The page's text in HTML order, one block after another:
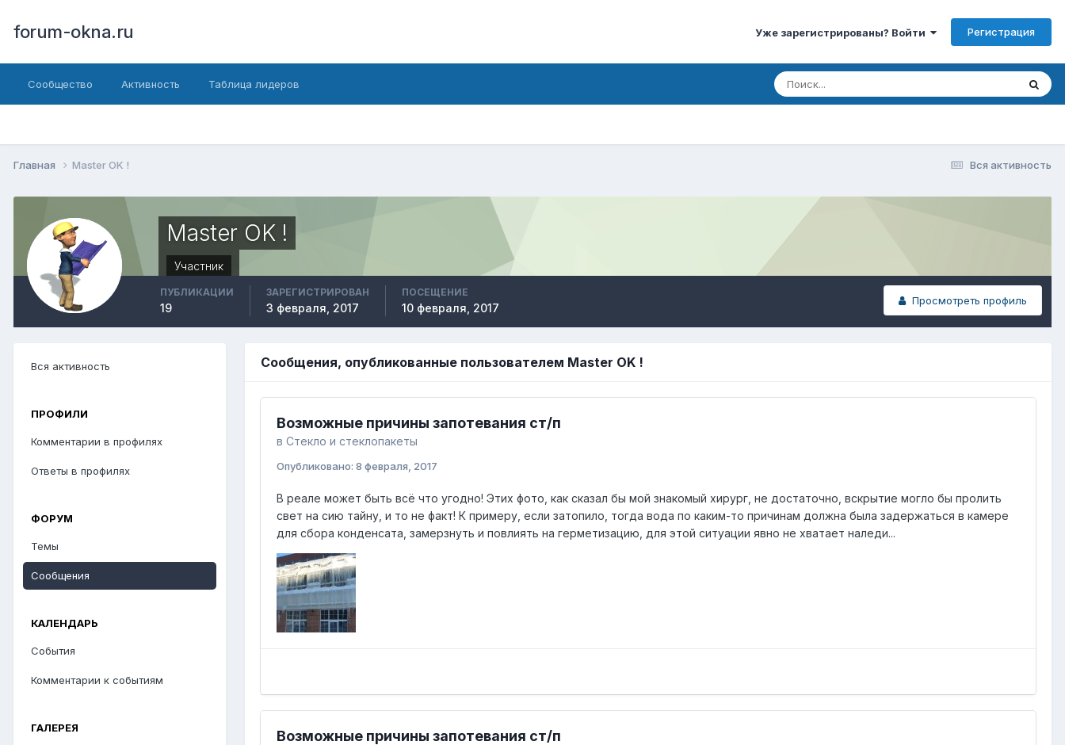
forum-okna.ru Уже зарегистрированы? Войти Регистрация
Сообщество Активность Таблица лидеров
Вся активность
Главная Master OK !
Master OK !
Участник
Просмотреть профиль
ПУБЛИКАЦИИ
19
ЗАРЕГИСТРИРОВАН
3 февраля, 2017
ПОСЕЩЕНИЕ
10 февраля, 2017
Вся активность
ПРОФИЛИ
Комментарии в профилях
Ответы в профилях
ФОРУМ
Темы
Сообщения
КАЛЕНДАРЬ
События
Комментарии к событиям
ГАЛЕРЕЯ
Сообщения, опубликованные пользователем Master OK !
Возможные причины запотевания ст/п
в Стекло и стеклопакеты
Опубликовано: 8 февраля, 2017
В реале может быть всё что угодно! Этих фото, как сказал бы мой знакомый хирург, не достаточно, вскрытие могло бы пролить
свет на сию тайну, и то не факт! К примеру, если затопило, тогда вода по каким-то причинам должна была задержаться в камере
для сбора конденсата, замерзнуть и повлиять на герметизацию, для этой ситуации явно не хватает наледи...
Возможные причины запотевания ст/п